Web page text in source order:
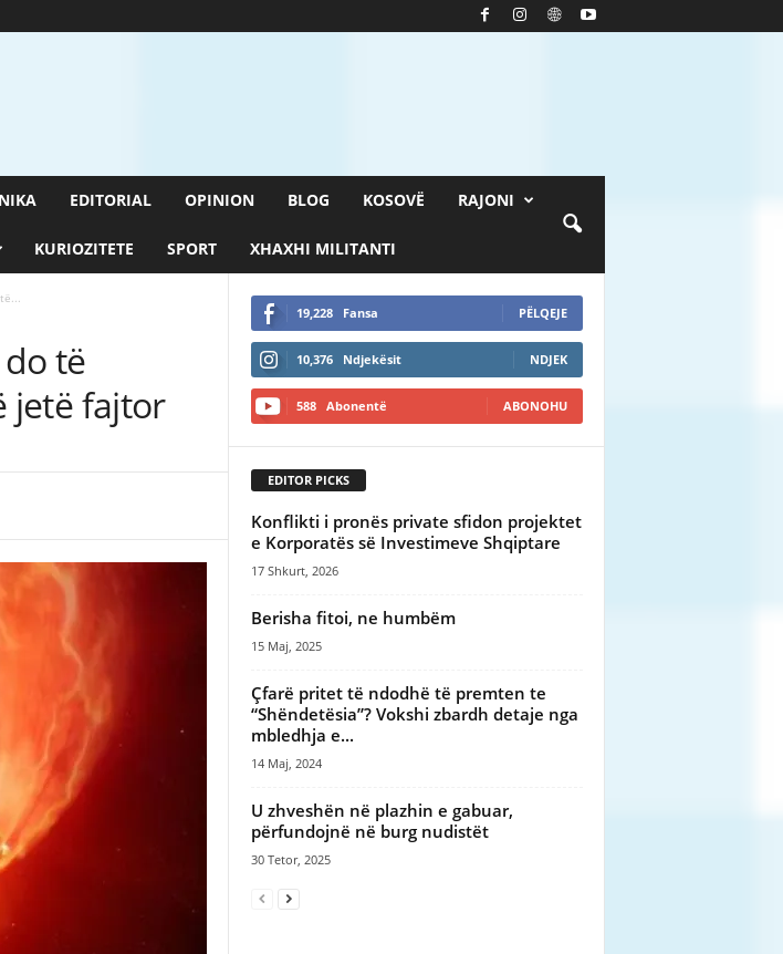
EDITORIAL OPINION BLOG KOSOVË RAJONI
KURIOZITETE SPORT XHAXHI MILITANTI
të
jetë fajtor
19,228 Fansa PËLQEJE
10,376 Ndjekësit NDJEK
588 Abonentë ABONOHU
EDITOR PICKS
Konflikti i pronës private sfidon projektet
e Korporatës së Investimeve Shqiptare
17 Shkurt, 2026
Berisha fitoi, ne humbëm
15 Maj, 2025
Çfarë pritet të ndodhë të premten te
“Shëndetësia”? Vokshi zbardh detaje nga
mbledhja e...
14 Maj, 2024
U zhveshën në plazhin e gabuar,
përfundojnë në burg nudistët
30 Tetor, 2025